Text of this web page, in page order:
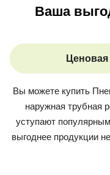
Ваша
Вы можете купить
наружная трубная
уступают
выгоднее продукции